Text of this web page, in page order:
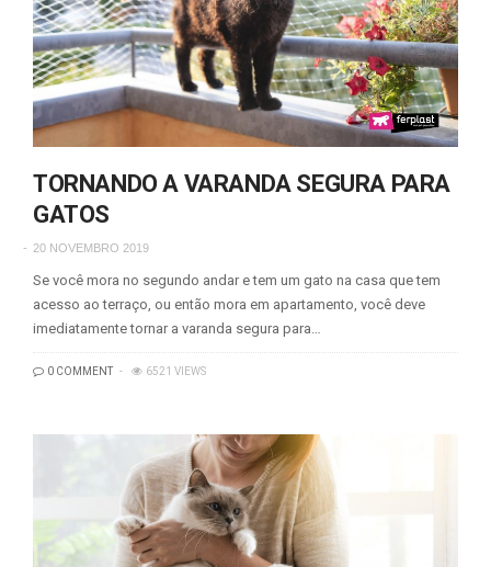
TORNANDO A VARANDA SEGURA PARA
GATOS
20 NOVEMBRO 2019
Se você mora no segundo andar e tem um gato na casa que tem
acesso ao terraço, ou então mora em apartamento, você deve
imediatamente tornar a varanda segura para…
0 COMMENT 6521 VIEWS